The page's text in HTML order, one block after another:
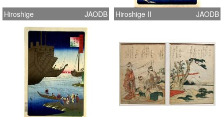
Hiroshige JAODB Hiroshige II JAODB